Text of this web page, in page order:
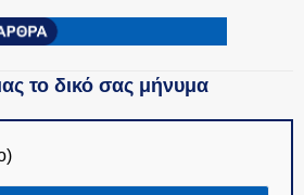
το δικό σας μήνυμα